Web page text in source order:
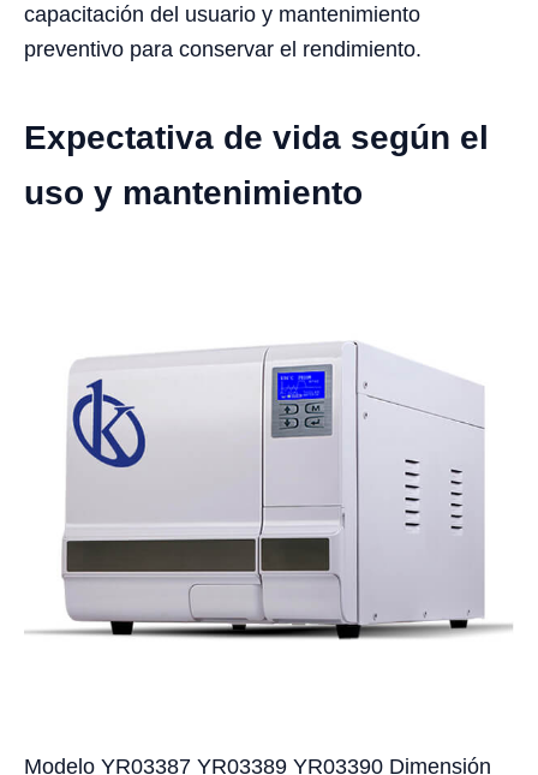
capacitación del usuario y mantenimiento
preventivo para conservar el rendimiento.
Expectativa de vida según el
uso y mantenimiento
Modelo YR03387 YR03389 YR03390 Dimensión